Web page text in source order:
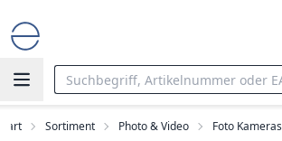
Sortiment Photo & Video Foto Kameras